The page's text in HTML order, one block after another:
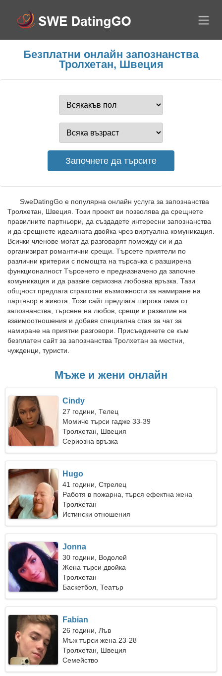
Безплатни онлайн запознанства
Тролхетан, Швеция
SweDatingGo е популярна онлайн услуга за запознанства
Тролхетан, Швеция. Този проект ви позволява да срещнете
правилните партньори, да създадете интересни запознанства
и да срещнете идеалната двойка чрез виртуална комуникация.
Всички членове могат да разговарят помежду си и да
организират романтични срещи. Търсете приятели по
различни критерии с помощта на търсачка с разширена
функционалност Търсенето е предназначено да започне
комуникация и да развие сериозна любовна връзка. Тази
общност предлага страхотни възможности за намиране на
партньор в живота. Този сайт предлага широка гама от
запознанства, търсене на любов, срещи и развитие на
взаимоотношения и добавя специална стая за чат за
намиране на приятни разговори. Присъединете се към
безплатен сайт за запознанства Тролхетан за местни,
чужденци, туристи.
Мъже и жени онлайн
Cindy
27 години, Телец
Момиче търси гадже 33-39
Тролхетан, Швеция
Сериозна връзка
Hugo
41 години, Стрелец
Работя в пожарна, търся ефектна жена
Тролхетан
Истински отношения
Jonna
30 години, Водолей
Жена търси двойка
Тролхетан
Баскетбол, Театър
Fabian
26 години, Лъв
Мъж търси жена 23-28
Тролхетан, Швеция
Семейство